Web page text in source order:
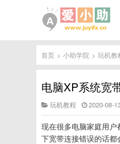
首页 > 小助学院 > 玩机教
电脑XP系统宽
玩机教程 2020-08-
现在很多电脑家庭用
下宽带连接错误的话